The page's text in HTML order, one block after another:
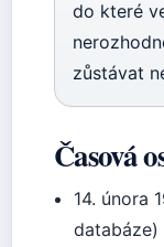
do které
zůstávat
Časová
14. února
databáze)